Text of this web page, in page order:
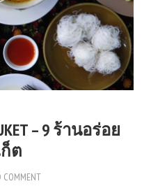
– 9 ร้านอร่อย
ต
COMMENT